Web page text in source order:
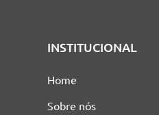
INSTITUCIONAL
Home
Sobre nós